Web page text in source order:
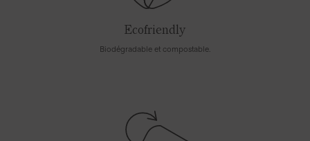
Ecofriendly
Biodégradable et compostable.